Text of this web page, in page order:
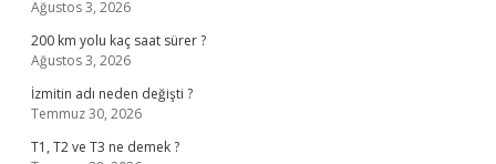
Ağustos 3, 2026
200 km yolu kaç saat sürer ?
Ağustos 3, 2026
İzmitin adı neden değişti ?
Temmuz 30, 2026
T1, T2 ve T3 ne demek ?